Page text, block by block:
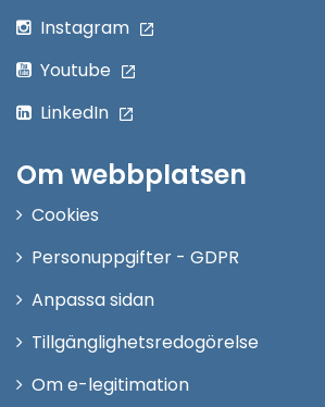
Instagram
Youtube
LinkedIn
Om webbplatsen
Cookies
Personuppgifter - GDPR
Anpassa sidan
Tillgänglighetsredogörelse
Om e-legitimation